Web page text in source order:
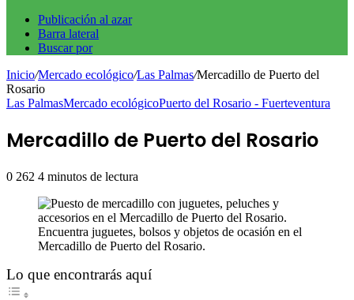
Publicación al azar
Barra lateral
Buscar por
Inicio/Mercado ecológico/Las Palmas/Mercadillo de Puerto del
Rosario
Las PalmasMercado ecológicoPuerto del Rosario - Fuerteventura
Mercadillo de Puerto del Rosario
0 262 4 minutos de lectura
Encuentra juguetes, bolsos y objetos de ocasión en el
Mercadillo de Puerto del Rosario.
Lo que encontrarás aquí